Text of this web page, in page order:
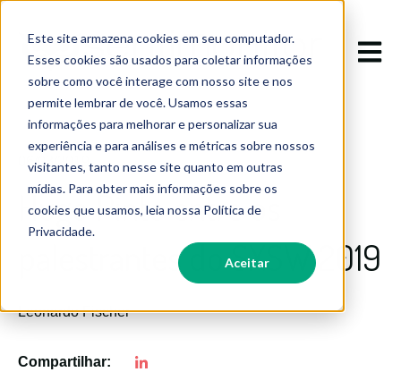
Este site armazena cookies em seu computador.
Esses cookies são usados para coletar informações
sobre como você interage com nosso site e nos
permite lembrar de você. Usamos essas
informações para melhorar e personalizar sua
experiência e para análises e métricas sobre nossos
visitantes, tanto nesse site quanto em outras
mídias. Para obter mais informações sobre os
cookies que usamos, leia nossa Política de
Privacidade.
Aceitar
Abrir
06/03/2019
Hugo Pinto entre os
palestrantes do SXSW 2019
Leonardo Fischer
Compartilhar: